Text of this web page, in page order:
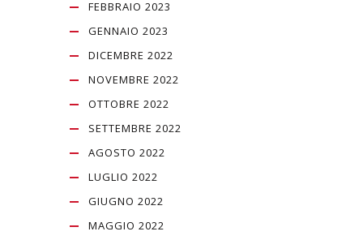
FEBBRAIO 2023
GENNAIO 2023
DICEMBRE 2022
NOVEMBRE 2022
OTTOBRE 2022
SETTEMBRE 2022
AGOSTO 2022
LUGLIO 2022
GIUGNO 2022
MAGGIO 2022